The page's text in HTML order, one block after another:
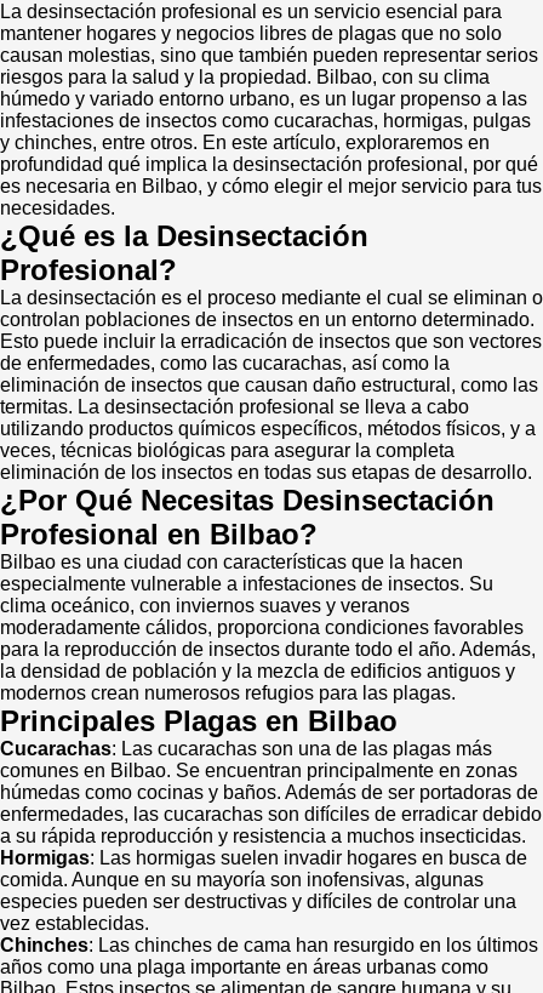
La desinsectación profesional es un servicio esencial para
mantener hogares y negocios libres de plagas que no solo
causan molestias, sino que también pueden representar serios
riesgos para la salud y la propiedad. Bilbao, con su clima
húmedo y variado entorno urbano, es un lugar propenso a las
infestaciones de insectos como cucarachas, hormigas, pulgas
y chinches, entre otros. En este artículo, exploraremos en
profundidad qué implica la desinsectación profesional, por qué
es necesaria en Bilbao, y cómo elegir el mejor servicio para tus
necesidades.
¿Qué es la Desinsectación
Profesional?
La desinsectación es el proceso mediante el cual se eliminan o
controlan poblaciones de insectos en un entorno determinado.
Esto puede incluir la erradicación de insectos que son vectores
de enfermedades, como las cucarachas, así como la
eliminación de insectos que causan daño estructural, como las
termitas. La desinsectación profesional se lleva a cabo
utilizando productos químicos específicos, métodos físicos, y a
veces, técnicas biológicas para asegurar la completa
eliminación de los insectos en todas sus etapas de desarrollo.
¿Por Qué Necesitas Desinsectación
Profesional en Bilbao?
Bilbao es una ciudad con características que la hacen
especialmente vulnerable a infestaciones de insectos. Su
clima oceánico, con inviernos suaves y veranos
moderadamente cálidos, proporciona condiciones favorables
para la reproducción de insectos durante todo el año. Además,
la densidad de población y la mezcla de edificios antiguos y
modernos crean numerosos refugios para las plagas.
Principales Plagas en Bilbao
Cucarachas: Las cucarachas son una de las plagas más
comunes en Bilbao. Se encuentran principalmente en zonas
húmedas como cocinas y baños. Además de ser portadoras de
enfermedades, las cucarachas son difíciles de erradicar debido
a su rápida reproducción y resistencia a muchos insecticidas.
Hormigas: Las hormigas suelen invadir hogares en busca de
comida. Aunque en su mayoría son inofensivas, algunas
especies pueden ser destructivas y difíciles de controlar una
vez establecidas.
Chinches: Las chinches de cama han resurgido en los últimos
años como una plaga importante en áreas urbanas como
Bilbao. Estos insectos se alimentan de sangre humana y su